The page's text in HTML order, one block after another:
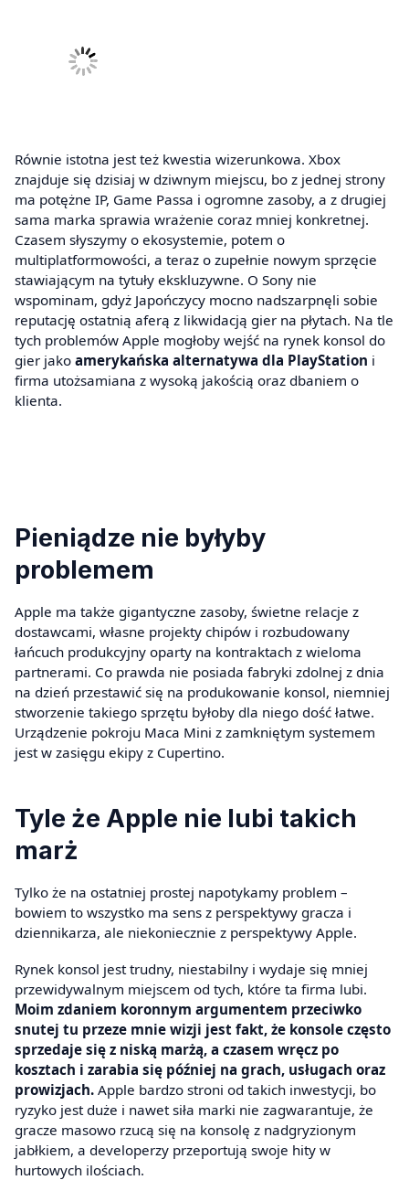
Równie istotna jest też kwestia wizerunkowa. Xbox
znajduje się dzisiaj w dziwnym miejscu, bo z jednej strony
ma potężne IP, Game Passa i ogromne zasoby, a z drugiej
sama marka sprawia wrażenie coraz mniej konkretnej.
Czasem słyszymy o ekosystemie, potem o
multiplatformowości, a teraz o zupełnie nowym sprzęcie
stawiającym na tytuły ekskluzywne. O Sony nie
wspominam, gdyż Japończycy mocno nadszarpnęli sobie
reputację ostatnią aferą z likwidacją gier na płytach. Na tle
tych problemów Apple mogłoby wejść na rynek konsol do
gier jako amerykańska alternatywa dla PlayStation i
firma utożsamiana z wysoką jakością oraz dbaniem o
klienta.
Pieniądze nie byłyby
problemem
Apple ma także gigantyczne zasoby, świetne relacje z
dostawcami, własne projekty chipów i rozbudowany
łańcuch produkcyjny oparty na kontraktach z wieloma
partnerami. Co prawda nie posiada fabryki zdolnej z dnia
na dzień przestawić się na produkowanie konsol, niemniej
stworzenie takiego sprzętu byłoby dla niego dość łatwe.
Urządzenie pokroju Maca Mini z zamkniętym systemem
jest w zasięgu ekipy z Cupertino.
Tyle że Apple nie lubi takich
marż
Tylko że na ostatniej prostej napotykamy problem –
bowiem to wszystko ma sens z perspektywy gracza i
dziennikarza, ale niekoniecznie z perspektywy Apple.
Rynek konsol jest trudny, niestabilny i wydaje się mniej
przewidywalnym miejscem od tych, które ta firma lubi.
Moim zdaniem koronnym argumentem przeciwko
snutej tu przeze mnie wizji jest fakt, że konsole często
sprzedaje się z niską marżą, a czasem wręcz po
kosztach i zarabia się później na grach, usługach oraz
prowizjach. Apple bardzo stroni od takich inwestycji, bo
ryzyko jest duże i nawet siła marki nie zagwarantuje, że
gracze masowo rzucą się na konsolę z nadgryzionym
jabłkiem, a developerzy przeportują swoje hity w
hurtowych ilościach.